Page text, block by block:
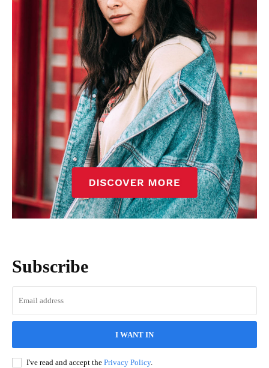
Subscribe
I WANT IN
I've read and accept the Privacy Policy.